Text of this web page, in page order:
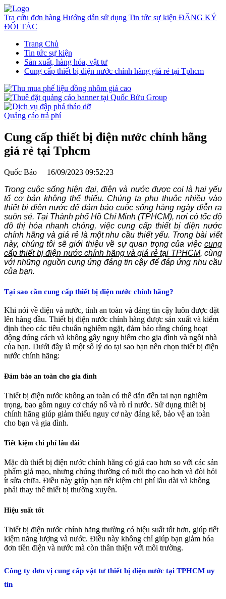
Tra cứu đơn hàng Hướng dẫn sử dụng Tin tức sự kiện ĐĂNG KÝ
ĐỐI TÁC
Trang Chủ
Tin tức sự kiện
Sản xuất, hàng hóa, vật tư
Cung cấp thiết bị điện nước chính hãng giá rẻ tại Tphcm
Quảng cáo trả phí
Cung cấp thiết bị điện nước chính hãng
giá rẻ tại Tphcm
Quốc Bảo 16/09/2023 09:52:23
Trong cuộc sống hiện đại, điện và nước được coi là hai yếu
tố cơ bản không thể thiếu. Chúng ta phụ thuộc nhiều vào
thiết bị điện nước để đảm bảo cuộc sống hàng ngày diễn ra
suôn sẻ. Tại Thành phố Hồ Chí Minh (TPHCM), nơi có tốc độ
đô thị hóa nhanh chóng, việc cung cấp thiết bị điện nước
chính hãng và giá rẻ là một nhu cầu thiết yếu. Trong bài viết
này, chúng tôi sẽ giới thiệu về sự quan trọng của việc cung
cấp thiết bị điện nước chính hãng và giá rẻ tại TPHCM, cùng
với những nguồn cung ứng đáng tin cậy để đáp ứng nhu cầu
của bạn.
Tại sao cần cung cấp thiết bị điện nước chính hãng?
Khi nói về điện và nước, tính an toàn và đáng tin cậy luôn được đặt
lên hàng đầu. Thiết bị điện nước chính hãng được sản xuất và kiểm
định theo các tiêu chuẩn nghiêm ngặt, đảm bảo rằng chúng hoạt
động đúng cách và không gây nguy hiểm cho gia đình và ngôi nhà
của bạn. Dưới đây là một số lý do tại sao bạn nên chọn thiết bị điện
nước chính hãng:
Đảm bảo an toàn cho gia đình
Thiết bị điện nước không an toàn có thể dẫn đến tai nạn nghiêm
trọng, bao gồm nguy cơ cháy nổ và rò rỉ nước. Sử dụng thiết bị
chính hãng giúp giảm thiểu nguy cơ này đáng kể, bảo vệ an toàn
cho bạn và gia đình.
Tiết kiệm chi phí lâu dài
Mặc dù thiết bị điện nước chính hãng có giá cao hơn so với các sản
phẩm giả mạo, nhưng chúng thường có tuổi thọ cao hơn và đòi hỏi
ít sửa chữa. Điều này giúp bạn tiết kiệm chi phí lâu dài và không
phải thay thế thiết bị thường xuyên.
Hiệu suất tốt
Thiết bị điện nước chính hãng thường có hiệu suất tốt hơn, giúp tiết
kiệm năng lượng và nước. Điều này không chỉ giúp bạn giảm hóa
đơn tiền điện và nước mà còn thân thiện với môi trường.
Công ty đơn vị cung cấp vật tư thiết bị điện nước tại TPHCM uy
tín